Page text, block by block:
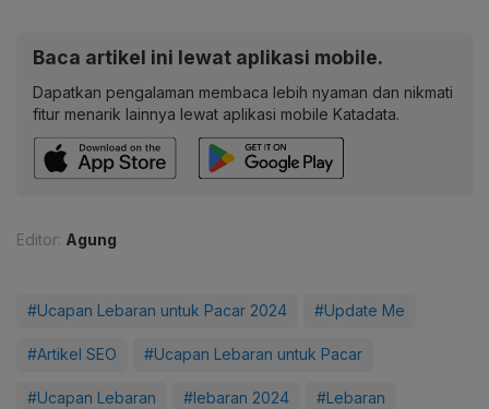
Baca artikel ini lewat aplikasi mobile.
Dapatkan pengalaman membaca lebih nyaman dan nikmati
fitur menarik lainnya lewat aplikasi mobile Katadata.
Editor: Agung
#Ucapan Lebaran untuk Pacar 2024 #Update Me
#Artikel SEO #Ucapan Lebaran untuk Pacar
#Ucapan Lebaran #lebaran 2024 #Lebaran